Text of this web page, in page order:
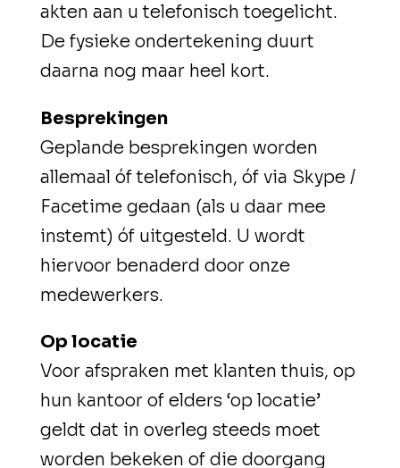
akten aan u telefonisch toegelicht.
De fysieke ondertekening duurt
daarna nog maar heel kort.
Besprekingen
Geplande besprekingen worden
allemaal óf telefonisch, óf via Skype /
Facetime gedaan (als u daar mee
instemt) óf uitgesteld. U wordt
hiervoor benaderd door onze
medewerkers.
Op locatie
Voor afspraken met klanten thuis, op
hun kantoor of elders ‘op locatie’
geldt dat in overleg steeds moet
worden bekeken of die doorgang